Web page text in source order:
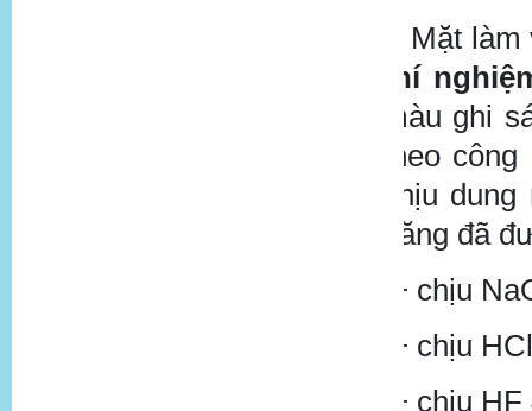
- Mặt
thí
màu ghi
theo
chịu
năng đã
+ chịu
+ chịu
+ chịu